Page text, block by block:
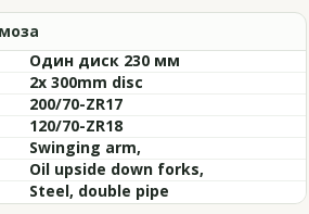
Один диск 230 мм
2x 300mm disc
200/70-ZR17
120/70-ZR18
Swinging arm,
Oil upside down forks,
Steel, double pipe